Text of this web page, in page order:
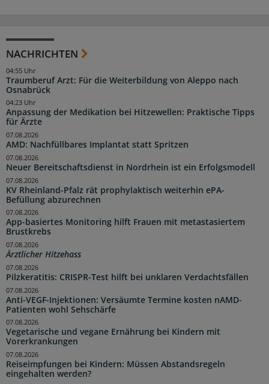
NACHRICHTEN
Traumberuf Arzt: Für die Weiterbildung von Aleppo nach
Osnabrück
04:55 Uhr
Anpassung der Medikation bei Hitzewellen: Praktische Tipps
für Ärzte
04:23 Uhr
AMD: Nachfüllbares Implantat statt Spritzen
07.08.2026
Neuer Bereitschaftsdienst in Nordrhein ist ein Erfolgsmodell
07.08.2026
KV Rheinland-Pfalz rät prophylaktisch weiterhin ePA-
Befüllung abzurechnen
07.08.2026
App-basiertes Monitoring hilft Frauen mit metastasiertem
Brustkrebs
07.08.2026
Ärztlicher Hitzehass
07.08.2026
Pilzkeratitis: CRISPR-Test hilft bei unklaren Verdachtsfällen
07.08.2026
Anti-VEGF-Injektionen: Versäumte Termine kosten nAMD-
Patienten wohl Sehschärfe
07.08.2026
Vegetarische und vegane Ernährung bei Kindern mit
Vorerkrankungen
07.08.2026
Reiseimpfungen bei Kindern: Müssen Abstandsregeln
eingehalten werden?
07.08.2026